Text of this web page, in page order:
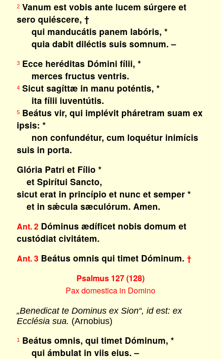
2Vanum est vobis ante lucem súrgere et
sero quiéscere, †
qui manducátis panem labóris, *
quia dabit diléctis suis somnum. –
3Ecce heréditas Dómini fílii, *
merces fructus ventris.
4Sicut sagíttæ in manu poténtis, *
ita fílii iuventútis.
5Beátus vir, qui implévit pháretram suam ex
ipsis: *
non confundétur, cum loquétur inimícis
suis in porta.
Glória Patri et Fílio *
et Spirítui Sancto,
sicut erat in princípio et nunc et semper *
et in sǽcula sæculórum. Amen.
Ant. 2Dóminus ædíficet nobis domum et
custódiat civitátem.
Ant. 3Beátus omnis qui timet Dóminum. †
Psalmus 127 (128)
Pax domestica in Domino
„Benedicat te Dominus ex Sion“, id est: ex
Ecclésia sua. (Arnobius)
1Beátus omnis, qui timet Dóminum, *
qui ámbulat in viis eius. –